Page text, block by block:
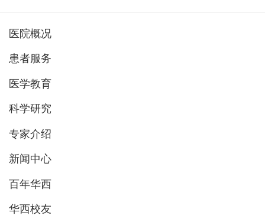
医院概况
患者服务
医学教育
科学研究
专家介绍
新闻中心
百年华西
华西校友